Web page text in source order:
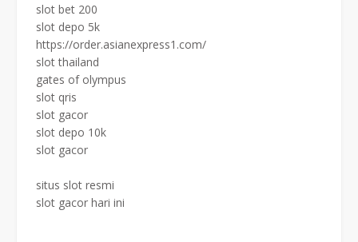
slot bet 200
slot depo 5k
https://order.asianexpress1.com/
slot thailand
gates of olympus
slot qris
slot gacor
slot depo 10k
slot gacor
situs slot resmi
slot gacor hari ini